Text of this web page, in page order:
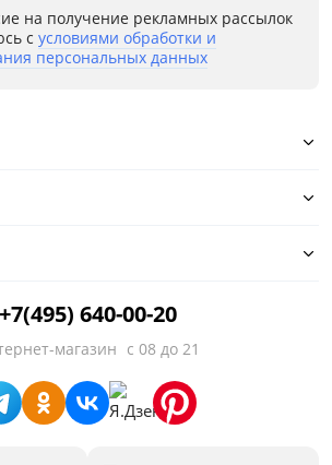
на получение рекламных рассылок
с условиями обработки и
персональных данных
+7(495) 640-00-20
магазин с 08 до 21